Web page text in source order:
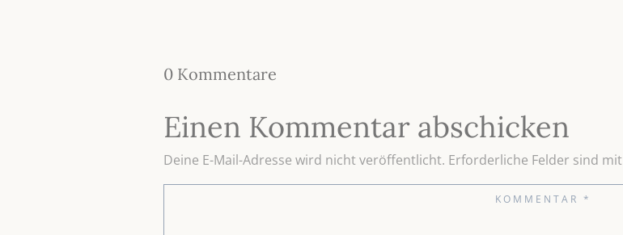
0 Kommentare
Einen Kommentar abschicken
Deine E-Mail-Adresse wird nicht veröffentlicht. Erforderliche Felder sind mit